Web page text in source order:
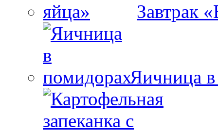
Завтрак
Яичница